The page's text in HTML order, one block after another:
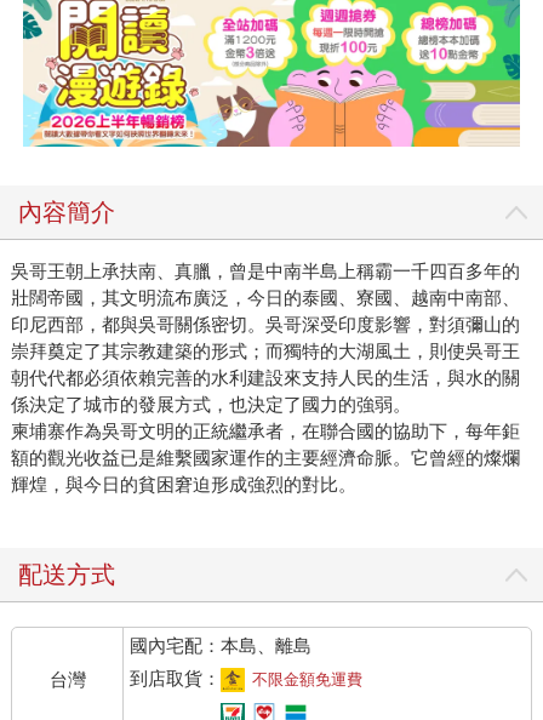
內容簡介
吳哥王朝上承扶南、真臘，曾是中南半島上稱霸一千四百多年的
壯闊帝國，其文明流布廣泛，今日的泰國、寮國、越南中南部、
印尼西部，都與吳哥關係密切。吳哥深受印度影響，對須彌山的
崇拜奠定了其宗教建築的形式；而獨特的大湖風土，則使吳哥王
朝代代都必須依賴完善的水利建設來支持人民的生活，與水的關
係決定了城市的發展方式，也決定了國力的強弱。
柬埔寨作為吳哥文明的正統繼承者，在聯合國的協助下，每年鉅
額的觀光收益已是維繫國家運作的主要經濟命脈。它曾經的燦爛
輝煌，與今日的貧困窘迫形成強烈的對比。
配送方式
台灣
國內宅配：本島、離島
到店取貨：
不限金額免運費